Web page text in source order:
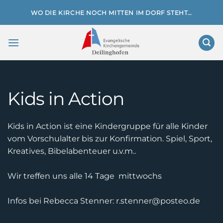
WO DIE KIRCHE NOCH MITTEN IM DORF STEHT…
Kids in Action
Kids in Action ist eine Kindergruppe für alle Kinder
vom Vorschulalter bis zur Konfirmation. Spiel, Sport,
Kreatives, Bibelabenteuer u.v.m..
Wir treffen uns alle 14 Tage mittwochs
Infos bei Rebecca Stenner: r.stenner@posteo.de